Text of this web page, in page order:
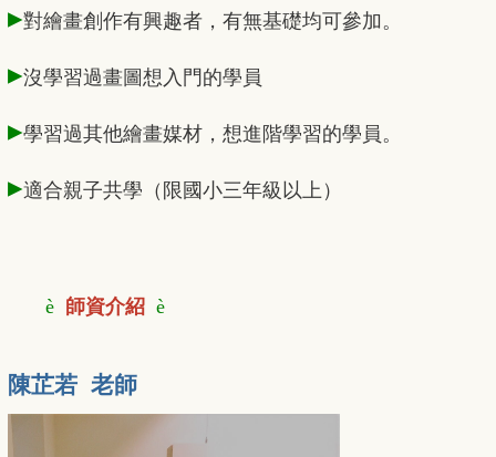
▸對繪畫創作有興趣者，有無基礎均可參加。
▸沒學習過畫圖想入門的學員
▸學習過其他繪畫媒材，想進階學習的學員。
▸適合親子共學（限國小三年級以上）
è 師資介紹 è
陳芷若 老師